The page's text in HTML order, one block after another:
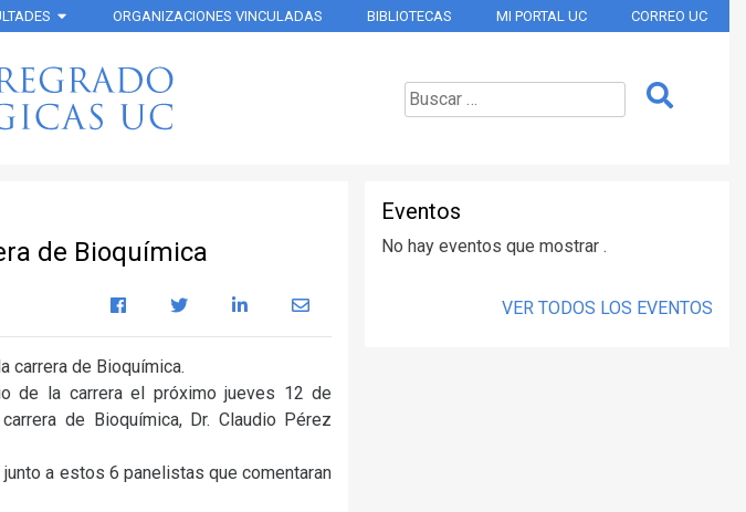
ORGANIZACIONES VINCULADAS BIBLIOTECAS MI PORTAL UC CORREO UC
de Bioquímica
carrera de Bioquímica.
de la carrera el próximo jueves 12 de
de Bioquímica, Dr. Claudio Pérez
a estos 6 panelistas que comentaran
Eventos
No hay eventos que mostrar .
VER TODOS LOS EVENTOS